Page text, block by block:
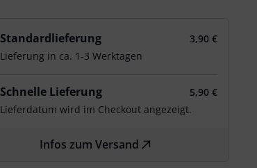
Standardlieferung
3,90 €
Lieferung in ca. 1-3 Werktagen
Schnelle Lieferung
5,90 €
Lieferdatum wird im Checkout angezeigt.
Infos zum Versand